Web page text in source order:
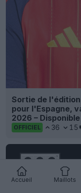
Accueil Maillots
Sortie de
pour l'Espagne,
2026 –
OFFICIEL 36 15